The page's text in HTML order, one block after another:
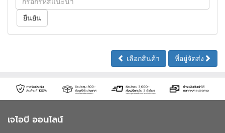
เลือกสินค้า ที่อยู่จัดส่ง
เจไอบี ออนไลน์